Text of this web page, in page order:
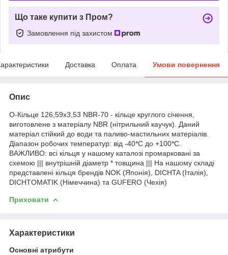
Що таке купити з Пром?
Замовлення під захистом
Доставка Оплата Умови повернення
Опис
О-Кільце 126,59х3,53 NBR-70 - кільце круглого січення,
виготовлене з матеріалу NBR (нітрильний каучук). Даний
матеріал стійкий до води та паливо-мастильних матеріалів.
Діапазон робочих температур: від -40*С до +100*С.
ВАЖЛИВО: всі кільця у нашому каталозі промарковані за
схемою ||| внутрішній діаметр * товщина ||| На нашому складі
представлені кільця брендів NOK (Японія), DICHTA (Італія),
DICHTOMATIK (Німеччина) та GUFERO (Чехія)
Приховати
Характеристики
Основні атрибути